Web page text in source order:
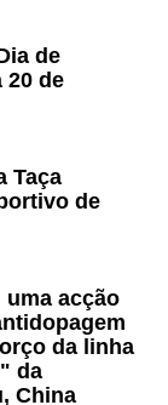
de
20 de
Taça
de
acção
da linha
da
China